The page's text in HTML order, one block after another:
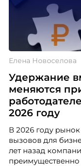
Елена Новоселова
Удержание
меняются
2026 году
В 2026 году
вызовов для
лет назад